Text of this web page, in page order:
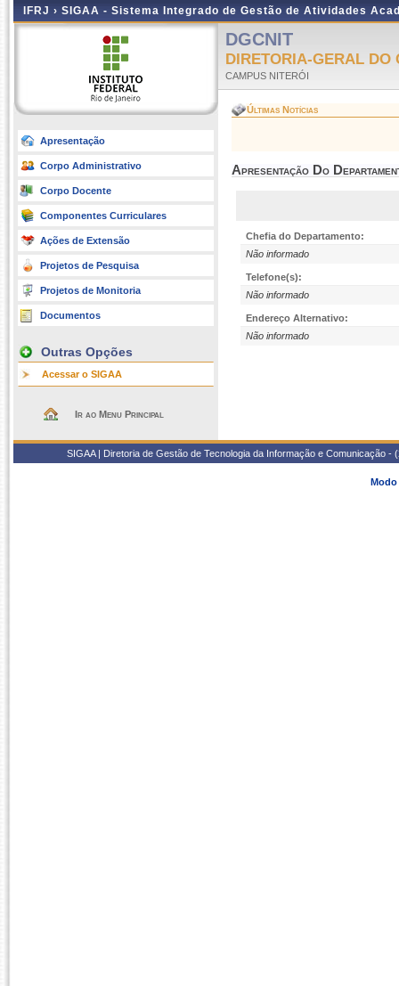
IFRJ › SIGAA - Sistema Integrado de Gestão de Atividades
Apresentação
Corpo Administrativo
Corpo Docente
Componentes Curriculares
Ações de Extensão
Projetos de Pesquisa
Projetos de Monitoria
Documentos
Outras Opções
Acessar o SIGAA
Ir ao Menu Principal
DGCNIT
DIRETORIA-GERAL DO
CAMPUS NITERÓI
Últimas Notícias
Apresentação Do
Chefia do Departamento:
Não informado
Telefone(s):
Não informado
Endereço Alternativo:
Não informado
SIGAA | Diretoria de Gestão de Tecnologia da Informação e
Modo